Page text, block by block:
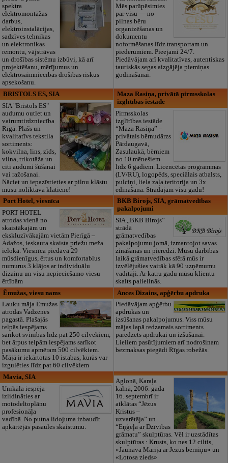
spektra
elektromontāžas
darbus,
elektroinstalācijas,
sadzīves tehnikas
un elektronikas
remontu, vājstrāvas
un drošības sistēmu izbūvi, kā arī
projektēšanu, mērījumus un
elektrosaimniecības drošības riskus
apsekošanu.
Mēs parūpēsimies
par visu — no
pilnas bēru
organizēšanas un
dokumentu
noformēšanas līdz transportam un
piederumiem. Pieejami 24/7.
Piedāvājam arī kvalitatīvas, autentiskas
tautiskās segas aizgājēja piemiņas
godināšanai.
BRISTOLS ES, SIA
SIA "Bristols ES"
audumu outlet un
vairumtirdzniecība
Rīgā. Plašs un
kvalitatīvs tekstila
sortiments:
kokvilna, lins, zīds,
vilna, trikotāža un
citi audumi šūšanai
vai ražošanai.
Nāciet un iepazīstieties ar pilnu klāstu
mūsu noliktavā klātienē!
Maza Rasiņa, privātā pirmsskolas
izglītības iestāde
Pirmsskolas
izglītības iestāde
“Maza Rasiņa” –
privātais bērnudārzs
Pārdaugavā,
Zasulaukā, bērniem
no 10 mēnešiem
līdz 6 gadiem. Licencētas programmas
(LV/RU), logopēds, speciālais atbalsts,
pulciņi, liela zaļa teritorija un 3x
ēdināšana. Strādājam visu gadu!
Port Hotel, viesnīca
PORT HOTEL
atrodas vienā no
skaistākajām un
ekskluzīvākajām vietām Pierīgā –
Ādažos, ieskauta skaista priežu meža
ielokā. Viesnīca piedāvā 29
mūsdienīgus, ērtus un komfortablus
numurus 3 klājos ar individuālu
dizainu un visu nepieciešamo viesu
ērtībām
BKB Birojs, SIA, grāmatvedības
pakalpojumi
SIA „BKB Birojs”
strādā
grāmatvedības
pakalpojumu jomā, izmantojot savas
zināšanas un pieredzi. Mūsu darbības
laikā grāmatvedības sfērā mūs ir
izvēlējušies vairāk kā 90 uzņēmumu
vadītāji. Ar katru gadu mūsu klientu
skaits palielinās.
Ēmužas, viesu nams
Lauku māja Ēmužas
atrodas Vadzenes
pagastā. Plašajās
telpās iespējams
sarīkot svinības līdz pat 250 cilvēkiem,
bet ārpus telpām iespējams sarīkot
pasākumu apmēram 500 cilvēkiem.
Mājā ir iekārtotas 10 istabas, kurās var
izgulēties līdz pat 60 cilvēkiem
Ances Dizains, apģērbu apdruka
Piedāvājam apģērbu
apdrukas un
izsūšanas pakalpojumus. Viss mūsu
mājas lapā redzamais sortiments
paredzēts apdrukai un izšūšanai.
Lieliem pasūtījumiem arī nodrošinam
bezmaksas piegādi Rīgas robežās.
Mavia, SIA
Unikāla iespēja
izlidināties ar
motodeltoplānu
profesionāļa
vadībā. No putna lidojuma izbaudīt
apkārtējās pasaules skaistumu.
Aglonā, Karaļa
kalnā, 2006. gada
16. septembrī ir
atklātas “Jēzus
Kristus –
uzvarētāja” un
“Eņģeļa ar Dzīvības
grāmatu” skulptūras. Vēl ir uzstādītas
skulptūras : Krusts, ko nes 12 ciltis,
«Jaunava Marija ar Jēzus bērniņu» un
«Lotosa zieds»